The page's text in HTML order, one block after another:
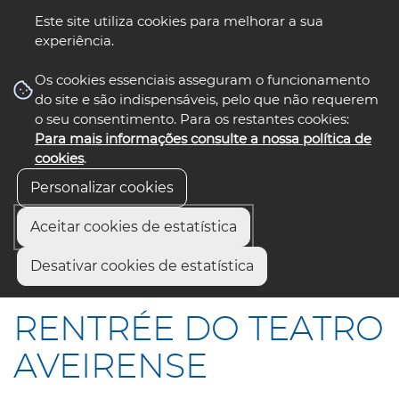
Este site utiliza cookies para melhorar a sua
experiência.
Os cookies essenciais asseguram o funcionamento
do site e são indispensáveis, pelo que não requerem
o seu consentimento. Para os restantes cookies:
Para mais informações consulte a nossa política de
cookies.
Personalizar cookies
Aceitar cookies de estatística
Desativar cookies de estatística
nos select language
Início
RENTRÉE DO TEATRO AVEIRENSE
RENTRÉE DO TEATRO
AVEIRENSE